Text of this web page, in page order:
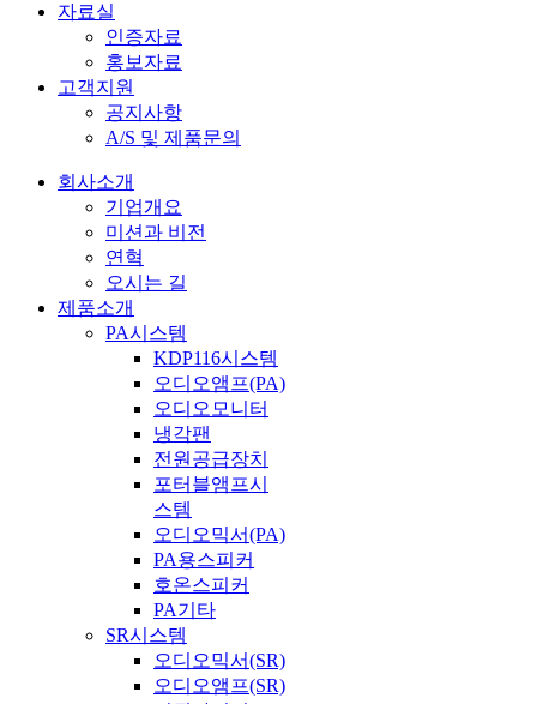
자료실
인증자료
홍보자료
고객지원
공지사항
A/S 및 제품문의​
회사소개
기업개요
미션과 비전
연혁
오시는 길
제품소개
PA시스템
KDP116시스템
오디오앰프(PA)
오디오모니터
냉각팬
전원공급장치
포터블앰프시
스템
오디오믹서(PA)
PA용스피커
호온스피커
PA기타
SR시스템
오디오믹서(SR)
오디오앰프(SR)